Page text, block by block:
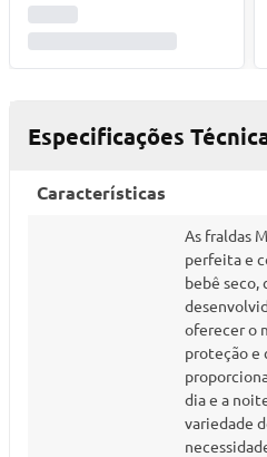
Especificações
Características
As fraldas
perfeita e
bebê seco,
oferecer o
proteção e
dia e a
variedade